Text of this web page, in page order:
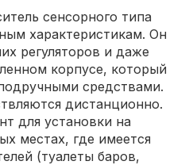
сенсорного типа
характеристикам. Он
регуляторов и даже
корпусе, который
средствами.
дистанционно.
для установки на
местах, где имеется
(туалеты баров,